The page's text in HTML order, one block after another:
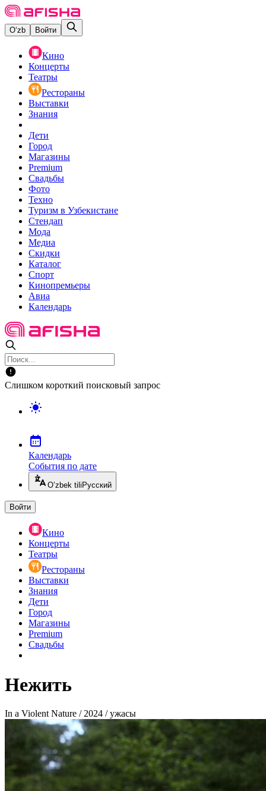
O‘zb Войти
Кино
Концерты
Театры
Рестораны
Выставки
Знания
Дети
Город
Магазины
Premium
Свадьбы
Фото
Техно
Туризм в Узбекистане
Стендап
Мода
Медиа
Скидки
Каталог
Спорт
Кинопремьеры
Авиа
Календарь
Слишком короткий поисковый запрос
Календарь
События по дате
O’zbek tili Русский
Войти
Кино
Концерты
Театры
Рестораны
Выставки
Знания
Дети
Город
Магазины
Premium
Свадьбы
Нежить
In a Violent Nature / 2024 / ужасы